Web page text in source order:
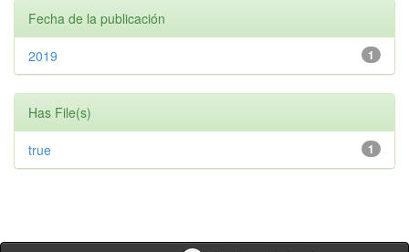
Fecha de la publicación
1
2019
Has File(s)
1
true